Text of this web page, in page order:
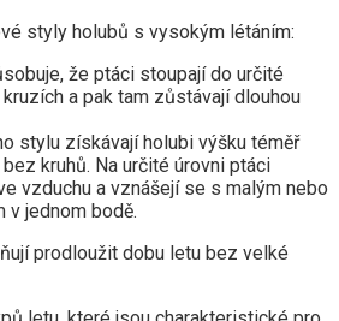
styly holubů s vysokým létáním:
že ptáci stoupají do určité
a pak tam zůstávají dlouhou
stylu získávají holubi výšku téměř
kruhů. Na určité úrovni ptáci
vzduchu a vznášejí se s malým nebo
v jednom bodě.
prodloužit dobu letu bez velké